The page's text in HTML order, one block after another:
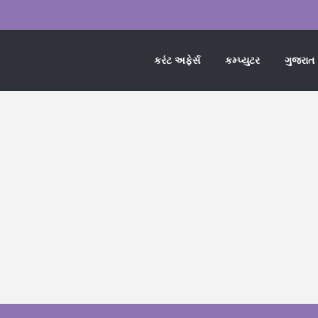
કરંટ અફેર્સ કમ્પ્યુટર ગુજરાત